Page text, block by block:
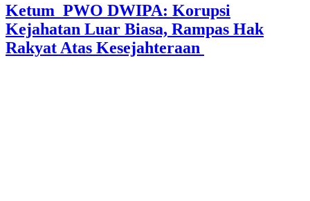
Ketum PWO DWIPA: Korupsi
Kejahatan Luar Biasa, Rampas Hak
Rakyat Atas Kesejahteraan